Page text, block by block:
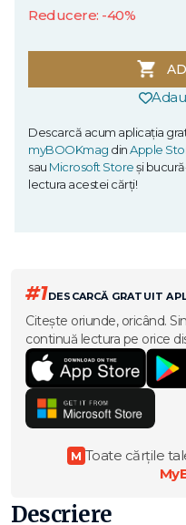
Reducere: -40%
Descarcă acum aplicația
myBOOKmag dinApple
sau Microsoft Storeși
lectura acestei cărți!
#1DESCARCĂ GRATUIT
Citește oriunde, oricând.
continuă lectura pe orice
M Toate cărțile
Descriere